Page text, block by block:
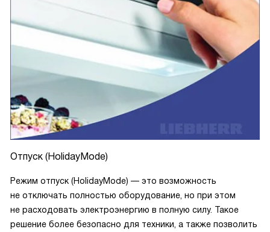
Отпуск (HolidayMode)
Режим отпуск (HolidayMode) — это возможность
не отключать полностью оборудование, но при этом
не расходовать электроэнергию в полную силу. Такое
решение более безопасно для техники, а также позволить